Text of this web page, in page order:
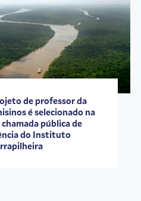
de professor da
é selecionado na
chamada pública de
do Instituto